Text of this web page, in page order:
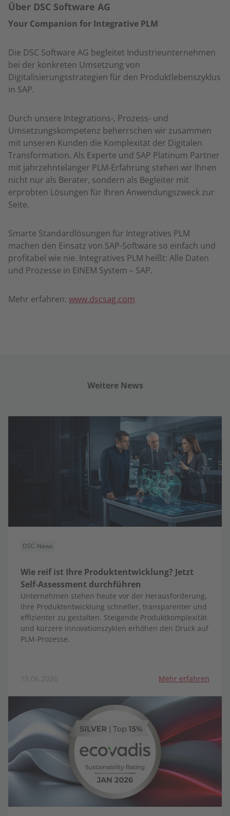
Über DSC Software AG
Your Companion for Integrative PLM
Die DSC Software AG begleitet Industrieunternehmen
bei der konkreten Umsetzung von
Digitalisierungsstrategien für den Produktlebenszyklus
in SAP.
Durch unsere Integrations-, Prozess- und
Umsetzungskompetenz beherrschen wir zusammen
mit unseren Kunden die Komplexität der Digitalen
Transformation. Als Experte und SAP Platinum Partner
mit jahrzehntelanger PLM-Erfahrung stehen wir Ihnen
nicht nur als Berater, sondern als Begleiter mit
erprobten Lösungen für Ihren Anwendungszweck zur
Seite.
Smarte Standardlösungen für Integratives PLM
machen den Einsatz von SAP-Software so einfach und
profitabel wie nie. Integratives PLM heißt: Alle Daten
und Prozesse in EINEM System – SAP.
Mehr erfahren: www.dscsag.com
Weitere News
DSC-News
Wie reif ist Ihre Produktentwicklung? Jetzt
Self-Assessment durchführen
Unternehmen stehen heute vor der Herausforderung,
ihre Produktentwicklung schneller, transparenter und
effizienter zu gestalten. Steigende Produktkomplexität
und kürzere Innovationszyklen erhöhen den Druck auf
PLM-Prozesse.
19.06.2026 Mehr erfahren